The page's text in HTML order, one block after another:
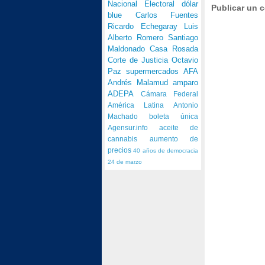
Publicar un
Nacional Electoral dólar
blue Carlos Fuentes
Ricardo Echegaray
Luis
Alberto Romero Santiago
Maldonado Casa Rosada
Corte de Justicia Octavio
Paz supermercados AFA
Andrés Malamud amparo
ADEPA
Cámara Federal
América Latina Antonio
Machado boleta única
Agensur.info aceite de
cannabis aumento de
precios40 años de democracia
24 de marzo